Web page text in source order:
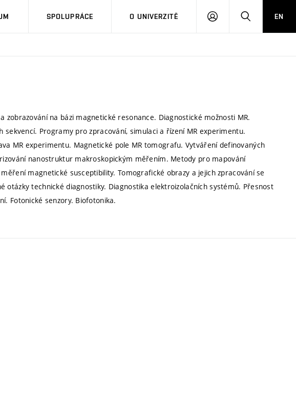
SPOLUPRÁCE O UNIVERZITĚ
PŘIHLÁSIT HLEDATEN
zobrazování na bázi magnetické resonance. Diagnostické možnosti MR.
sekvencí. Programy pro zpracování, simulaci a řízení MR experimentu.
MR experimentu. Magnetické pole MR tomografu. Vytváření definovaných
nanostruktur makroskopickým měřením. Metody pro mapování
magnetické susceptibility. Tomografické obrazy a jejich zpracování se
otázky technické diagnostiky. Diagnostika elektroizolačních systémů. Přesnost
Fotonické senzory. Biofotonika.